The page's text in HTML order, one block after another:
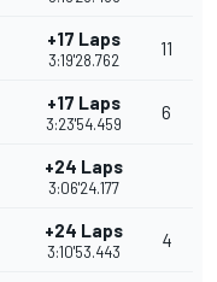
+17 Laps
3:19'28.762
11
+17 Laps
3:23'54.459
6
+24 Laps
3:06'24.177
+24 Laps
3:10'53.443
4